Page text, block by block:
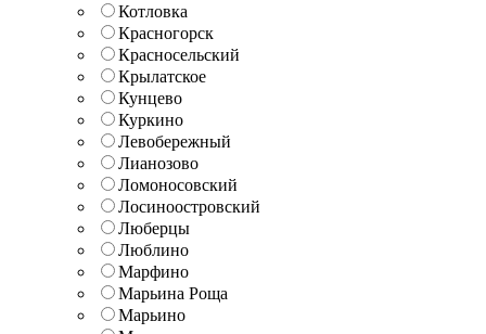
Котловка
Красногорск
Красносельский
Крылатское
Кунцево
Куркино
Левобережный
Лианозово
Ломоносовский
Лосиноостровский
Люберцы
Люблино
Марфино
Марьина Роща
Марьино